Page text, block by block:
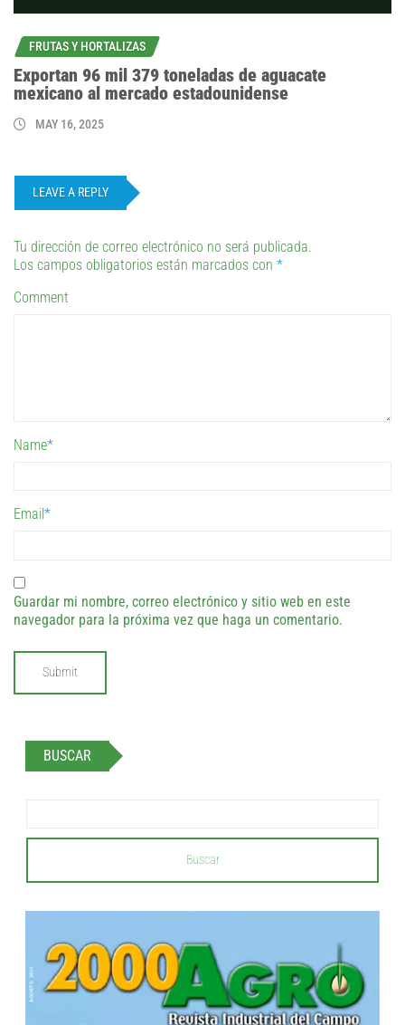
FRUTAS Y HORTALIZAS
Exportan 96 mil 379 toneladas de aguacate
mexicano al mercado estadounidense
MAY 16, 2025
LEAVE A REPLY
Tu dirección de correo electrónico no será publicada.
Los campos obligatorios están marcados con *
Comment
Name*
Email*
Guardar mi nombre, correo electrónico y sitio web en este
navegador para la próxima vez que haga un comentario.
BUSCAR
Buscar